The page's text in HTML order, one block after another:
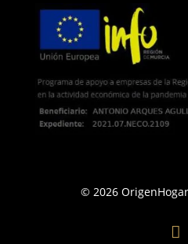
© 2026
